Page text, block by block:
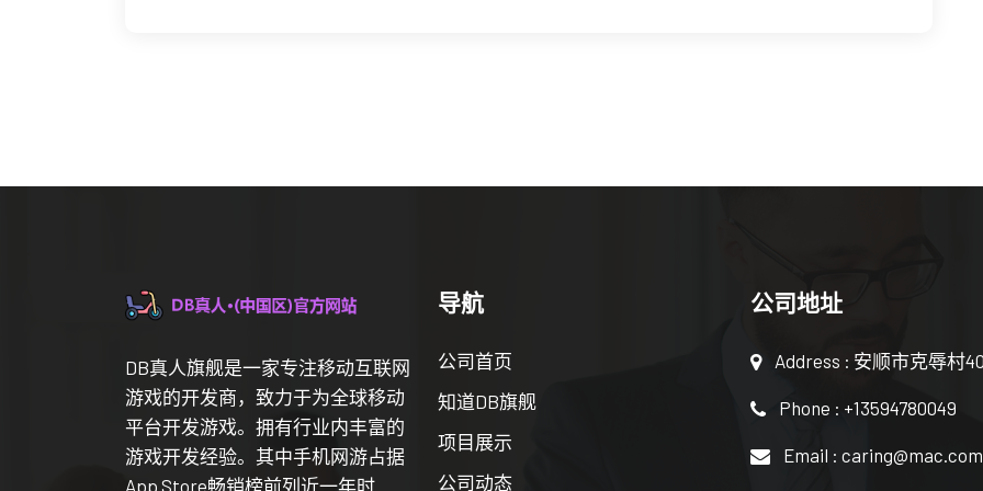
DB真人旗舰是一家专注移动互联网
游戏的开发商，致力于为全球移动
平台开发游戏。拥有行业内丰富的
游戏开发经验。其中手机网游占据
App Store畅销榜前列近一年时
导航
公司首页
知道DB旗舰
项目展示
公司动态
公司地址
Address : 安顺市克辱村
Phone : +13594780049
Email : caring@mac.com